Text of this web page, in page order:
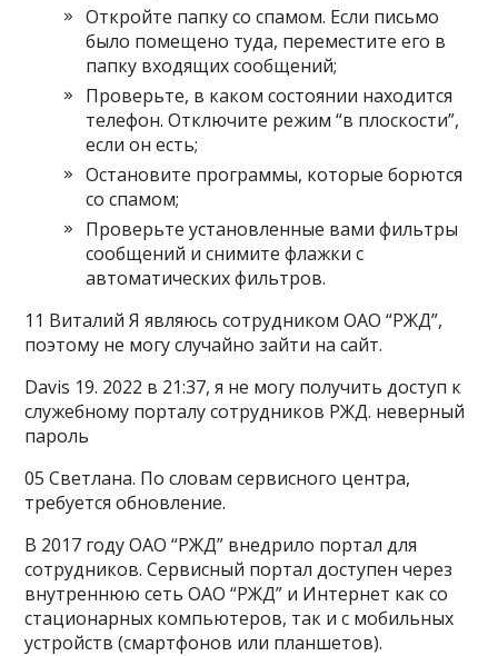
Откройте папку со спамом. Если письмо
было помещено туда, переместите его в
папку входящих сообщений;
Проверьте, в каком состоянии находится
телефон. Отключите режим “в плоскости”,
если он есть;
Остановите программы, которые борются
со спамом;
Проверьте установленные вами фильтры
сообщений и снимите флажки с
автоматических фильтров.
11 Виталий Я являюсь сотрудником ОАО “РЖД”,
поэтому не могу случайно зайти на сайт.
Davis 19. 2022 в 21:37, я не могу получить доступ к
служебному порталу сотрудников РЖД. неверный
пароль
05 Светлана. По словам сервисного центра,
требуется обновление.
В 2017 году ОАО “РЖД” внедрило портал для
сотрудников. Сервисный портал доступен через
внутреннюю сеть ОАО “РЖД” и Интернет как со
стационарных компьютеров, так и с мобильных
устройств (смартфонов или планшетов).